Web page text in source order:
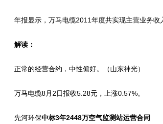
年报显示，万马电缆2011年度共实现主营业务收
解读：
正常的经营合约，中性偏好。（山东神光）
万马电缆8月2日报收5.28元，上涨0.57%。
先河环保中标3年2448万空气监测站运营合同